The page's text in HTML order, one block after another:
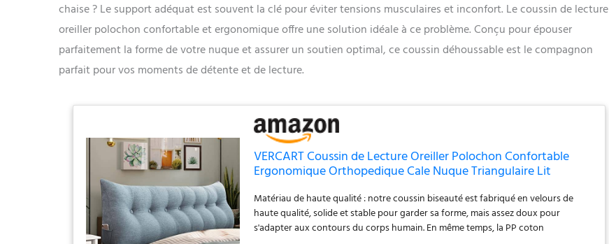
chaise ? Le support adéquat est souvent la clé pour éviter tensions musculaires et inconfort. Le coussin de lecture
oreiller polochon confortable et ergonomique offre une solution idéale à ce problème. Conçu pour épouser
parfaitement la forme de votre nuque et assurer un soutien optimal, ce coussin déhoussable est le compagnon
parfait pour vos moments de détente et de lecture.
VERCART Coussin de Lecture Oreiller Polochon Confortable
Ergonomique Orthopedique Cale Nuque Triangulaire Lit
Matériau de haute qualité : notre coussin biseauté est fabriqué en velours de
haute qualité, solide et stable pour garder sa forme, mais assez doux pour
s'adapter aux contours du corps humain. En même temps, la PP coton